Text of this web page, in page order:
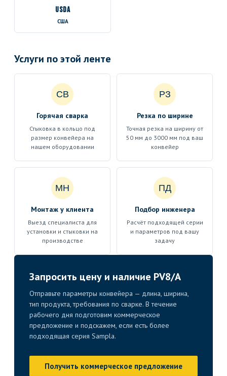
USDA
США
Услуги по этой ленте
СВ
Горячая сварка
Стыковка в кольцо под
размер конвейера на
нашем оборудовании
РЗ
Резка по ширине
Точная резка на ширину от
50 мм до 3000 мм под ваш
конвейер
МН
Монтаж у клиента
Выезд специалиста для
установки и стыковки на
производстве
ПД
Подбор инженера
Расчёт подходящей серии
и параметров под вашу
задачу
Запросить цену и наличие PV8/A
Отправьте параметры конвейера — длина, ширина,
тип продукта, требования по сварке. В течение
рабочего дня подготовим коммерческое
предложение и подскажем, если есть более
подходящая серия Sampla.
Получить коммерческое предложение